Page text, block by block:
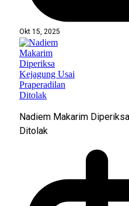
Okt 15, 2025
Nadiem Makarim
Ditolak